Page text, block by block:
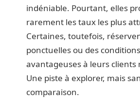
indéniable. Pourtant, elles
rarement les taux les plus
Certaines, toutefois,
ponctuelles ou des conditions
avantageuses à leurs clients
Une piste à explorer, mais
comparaison.